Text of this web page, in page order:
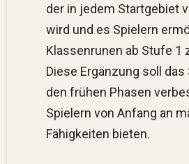
der in jedem Startgebiet
wird und es Spielern
Klassenrunen ab Stufe 1
Diese Ergänzung soll
den frühen Phasen
Spielern von Anfang an
Fähigkeiten bieten.